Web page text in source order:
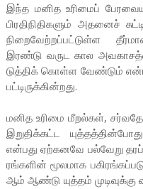
இந்த மனித உரிமைப்
பிர­தி­நி­தி­களும் அதனைச்
நிறை­வேற்­றப்­பட்­டுள்ள
இரண்டு வருட கால
டுத்திக் கொள்ள வேண்டும்
பட்­டி­ருக்­கின்­றது.
மனித உரிமை மீறல்கள்,
இறு­திக்­கட்ட
என்­பது ஏற்­க­னவே பல்­வேறு
ரங்­களின் மூல­மாக
ஆம் ஆண்டு யுத்தம்